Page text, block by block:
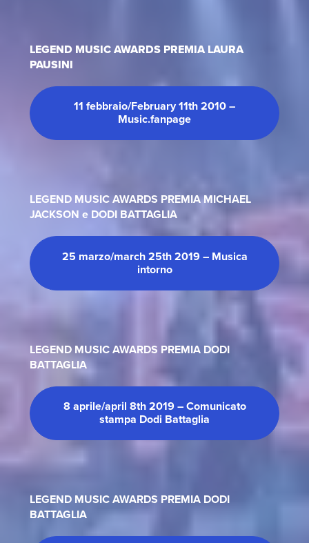
LEGEND MUSIC AWARDS PREMIA LAURA
PAUSINI
11 febbraio/February 11th 2010 –
Music.fanpage
LEGEND MUSIC AWARDS PREMIA MICHAEL
JACKSON e DODI BATTAGLIA
25 marzo/march 25th 2019 – Musica
intorno
LEGEND MUSIC AWARDS PREMIA DODI
BATTAGLIA
8 aprile/april 8th 2019 – Comunicato
stampa Dodi Battaglia
LEGEND MUSIC AWARDS PREMIA DODI
BATTAGLIA